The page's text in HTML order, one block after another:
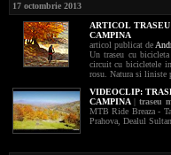
17 octombrie 2013
ARTICOL
CAMPINA
articol publicat de
Un traseu cu
circuit cu bicicletele
rosu. Natura si liniste
VIDEOCLIP:
CAMPINA| traseu
MTB Ride Breaza -
Prahova, Dealul